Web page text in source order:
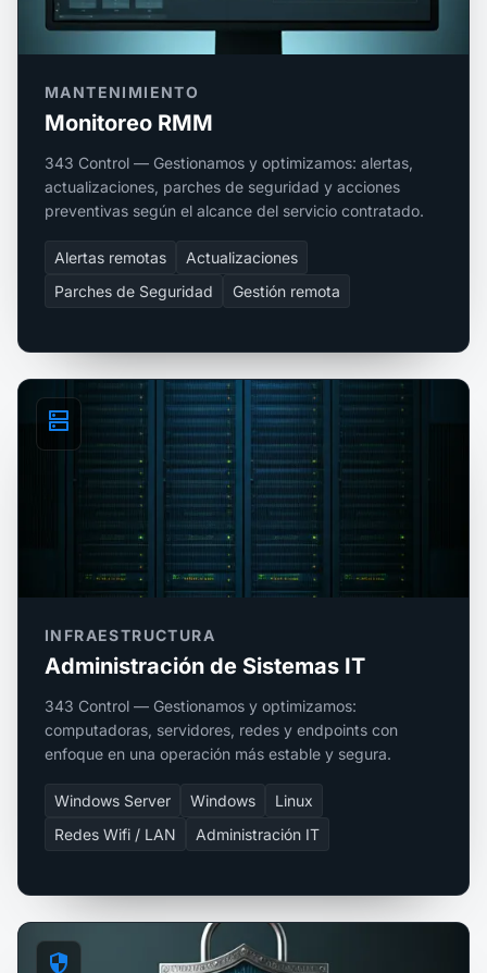
MANTENIMIENTO
Monitoreo RMM
343 Control — Gestionamos y optimizamos: alertas,
actualizaciones, parches de seguridad y acciones
preventivas según el alcance del servicio contratado.
Alertas remotas
Actualizaciones
Parches de Seguridad
Gestión remota
dns
INFRAESTRUCTURA
Administración de Sistemas IT
343 Control — Gestionamos y optimizamos:
computadoras, servidores, redes y endpoints con
enfoque en una operación más estable y segura.
Windows Server Windows
Linux
Redes Wifi / LAN
Administración IT
security